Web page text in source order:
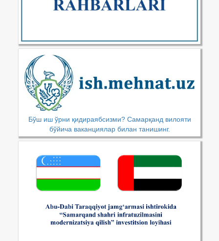
Бўш иш ўрни қидираябсизми? Самарқанд вилояти
бўйича ваканциялар билан танишинг.